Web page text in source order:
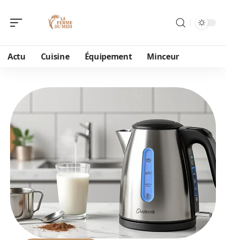
Actu Cuisine Équipement Minceur